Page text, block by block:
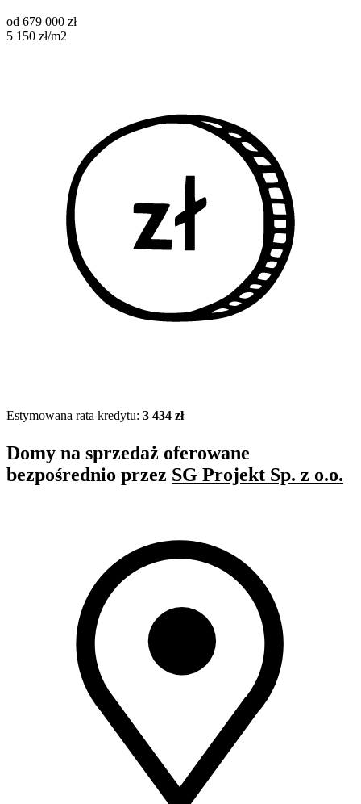
od 679 000 zł
5 150 zł/m2
Estymowana rata kredytu: 3 434 zł
Domy na sprzedaż oferowane
bezpośrednio przez SG Projekt Sp. z o.o.